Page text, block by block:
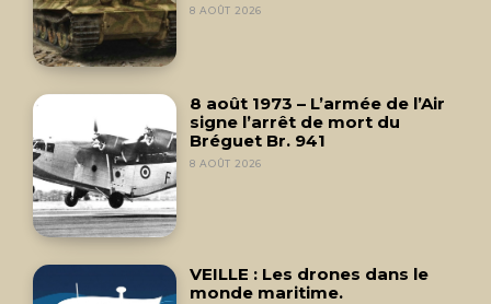
8 AOÛT 2026
8 août 1973 – L’armée de l’Air
signe l’arrêt de mort du
Bréguet Br. 941
8 AOÛT 2026
VEILLE : Les drones dans le
monde maritime.